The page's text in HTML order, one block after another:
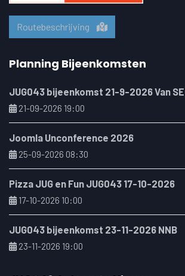
Routebeschrijving
Planning Bijeenkomsten
JUG043 bijeenkomst 21-9-2026 Van
21-09-2026 19:00
Joomla Unconference 2026
25-09-2026 08:30
Pizza JUG en Fun JUG043 17-10-2026
17-10-2026 10:00
JUG043 bijeenkomst 23-11-2026 NNB
23-11-2026 19:00